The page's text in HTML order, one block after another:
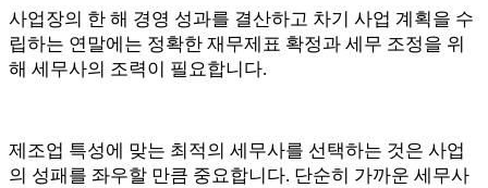
사업장의 한 해 경영 성과를 결산하고 차기 사업 계획을 수
립하는 연말에는 정확한 재무제표 확정과 세무 조정을 위
해 세무사의 조력이 필요합니다.
제조업 특성에 맞는 최적의 세무사를 선택하는 것은 사업
의 성패를 좌우할 만큼 중요합니다. 단순히 가까운 세무사